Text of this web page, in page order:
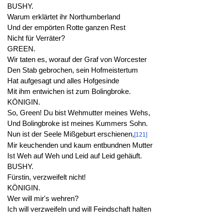
BUSHY.
Warum erklärtet ihr Northumberland
Und der empörten Rotte ganzen Rest
Nicht für Verräter?
GREEN.
Wir taten es, worauf der Graf von Worcester
Den Stab gebrochen, sein Hofmeistertum
Hat aufgesagt und alles Hofgesinde
Mit ihm entwichen ist zum Bolingbroke.
KÖNIGIN.
So, Green! Du bist Wehmutter meines Wehs,
Und Bolingbroke ist meines Kummers Sohn.
Nun ist der Seele Mißgeburt erschienen,[121]
Mir keuchenden und kaum entbundnen Mutter
Ist Weh auf Weh und Leid auf Leid gehäuft.
BUSHY.
Fürstin, verzweifelt nicht!
KÖNIGIN.
Wer will mir's wehren?
Ich will verzweifeln und will Feindschaft halten